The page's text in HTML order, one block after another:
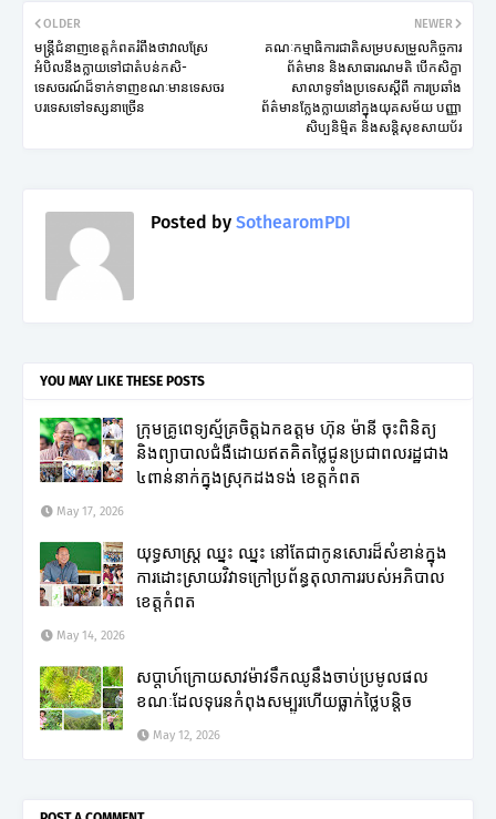
NEWER
គណៈកម្មាធិការជាតិសម្របសម្រួលកិច្ចការ
ព័ត៌មាន និងសាធារណមតិ បើកសិក្ខា
សាលាទូទាំងប្រទេសស្តីពី ការប្រឆាំង
ព័ត៌មានក្លែងក្លាយនៅក្នុងយុគសម័យ បញ្ញា
សិប្បនិមិ្មត និងសន្តិសុខសាយប័រ
OLDER
មន្ត្រីជំនាញខេត្តកំពតរំពឹងថាវាលស្រែ
អំបិលនឹងក្លាយទៅជាតំបន់កសិ-
ទេសចរណ៍ដ៏ទាក់ទាញខណៈមានទេសចរ
បរទេសទៅទស្សនាច្រើន
Posted by SothearomPDI
YOU MAY LIKE THESE POSTS
ក្រុមគ្រូពេទ្យស្ម័គ្រចិត្តឯកឧត្តម ហ៊ុន ម៉ានី ចុះពិនិត្យ
និងព្យាបាលជំងឺដោយឥតគិតថ្លៃជូនប្រជាពលរដ្ឋជាង
៤ពាន់នាក់ក្នុងស្រុកដងទង់ ខេត្តកំពត
May 17, 2026
យុទ្ធសាស្ត្រ ឈ្នះ ឈ្នះ នៅតែជាកូនសោរដ៏សំខាន់ក្នុង
ការដោះស្រាយវិវាទក្រៅប្រព័ន្ធតុលាការរបស់អភិបាល
ខេត្តកំពត
May 14, 2026
សប្តាហ៍ក្រោយសាវម៉ាវទឹកឈូនឹងចាប់ប្រមូលផល
ខណៈដែលទុរេនកំពុងសម្បូរហើយធ្លាក់ថ្លៃបន្តិច
May 12, 2026